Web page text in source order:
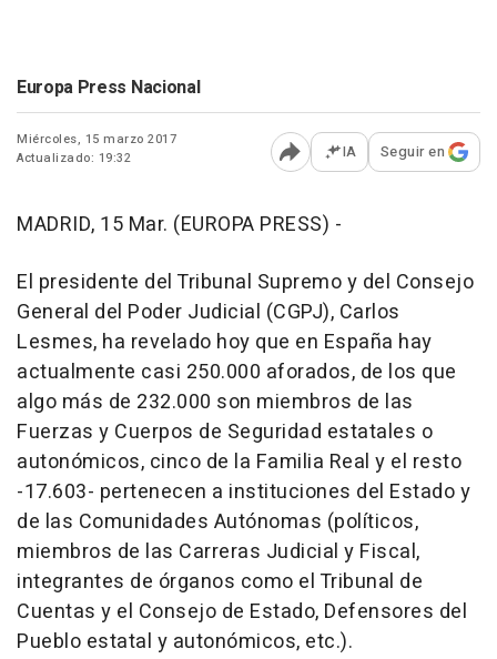
Europa Press Nacional
Miércoles, 15 marzo 2017
Actualizado: 19:32
Abrir opciones para
IA Seguir en
MADRID, 15 Mar. (EUROPA PRESS) -
El presidente del Tribunal Supremo y del Consejo
General del Poder Judicial (CGPJ), Carlos
Lesmes, ha revelado hoy que en España hay
actualmente casi 250.000 aforados, de los que
algo más de 232.000 son miembros de las
Fuerzas y Cuerpos de Seguridad estatales o
autonómicos, cinco de la Familia Real y el resto
-17.603- pertenecen a instituciones del Estado y
de las Comunidades Autónomas (políticos,
miembros de las Carreras Judicial y Fiscal,
integrantes de órganos como el Tribunal de
Cuentas y el Consejo de Estado, Defensores del
Pueblo estatal y autonómicos, etc.).